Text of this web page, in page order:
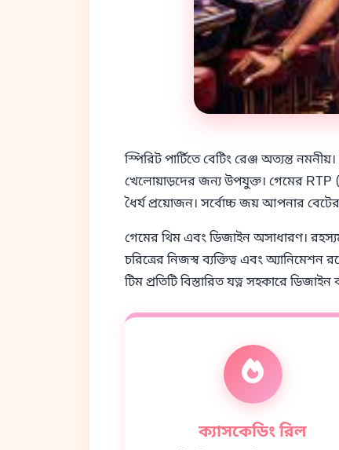
স্পিরিট পার্টিতে বেটিং রেঞ্জ অত্যন্ত
খেলোয়াড়দের জন্য উপযুক্ত। গেমের RTP
ধৈর্য প্রয়োজন। সর্বোচ্চ জয় আপনার
গেমের থিম এবং ডিজাইন অসাধারণ।
চরিত্রের নিজস্ব ব্যক্তিত্ব এবং
টিম প্রতিটি বিস্তারিত যত্ন সহকারে
ক্যাসকেডিং রিল